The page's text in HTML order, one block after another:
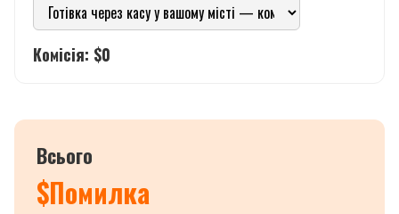
Комісія: $0
Всього
$Помилка